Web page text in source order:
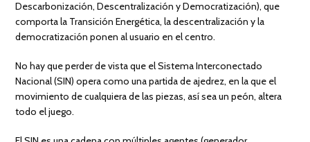
Descarbonización, Descentralización y Democratización), que
comporta la Transición Energética, la descentralización y la
democratización ponen al usuario en el centro.
No hay que perder de vista que el Sistema Interconectado
Nacional (SIN) opera como una partida de ajedrez, en la que el
movimiento de cualquiera de las piezas, así sea un peón, altera
todo el juego.